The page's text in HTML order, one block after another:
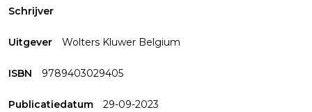
Schrijver
Uitgever Wolters Kluwer Belgium
ISBN 9789403029405
Publicatiedatum 29-09-2023